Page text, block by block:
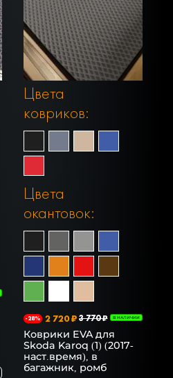
Цвета
ковриков:
Цвета
окантовок:
-28% 2 720 ₽ 3 770 ₽ В НАЛИЧИИ
Коврики EVA для
Skoda Karoq (1) (2017-
наст.время), в
багажник, ромб